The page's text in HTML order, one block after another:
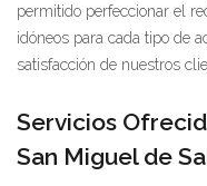
permitido perfeccionar el
idóneos para cada tipo de
satisfacción de nuestros
Servicios
San Miguel de